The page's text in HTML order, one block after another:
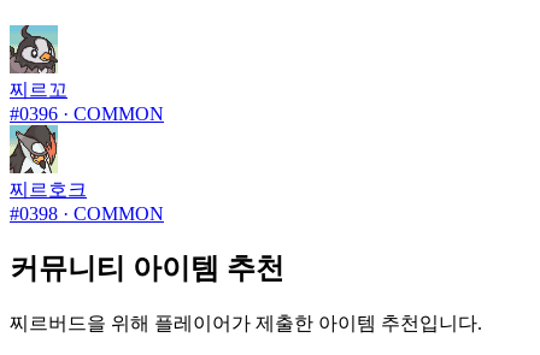
찌르꼬
#0396 · COMMON
찌르호크
#0398 · COMMON
커뮤니티 아이템 추천
찌르버드을 위해 플레이어가 제출한 아이템 추천입니다.